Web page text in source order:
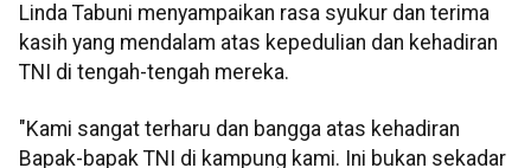
Linda Tabuni menyampaikan rasa syukur dan terima
kasih yang mendalam atas kepedulian dan kehadiran
TNI di tengah-tengah mereka.
"Kami sangat terharu dan bangga atas kehadiran
Bapak-bapak TNI di kampung kami. Ini bukan sekadar